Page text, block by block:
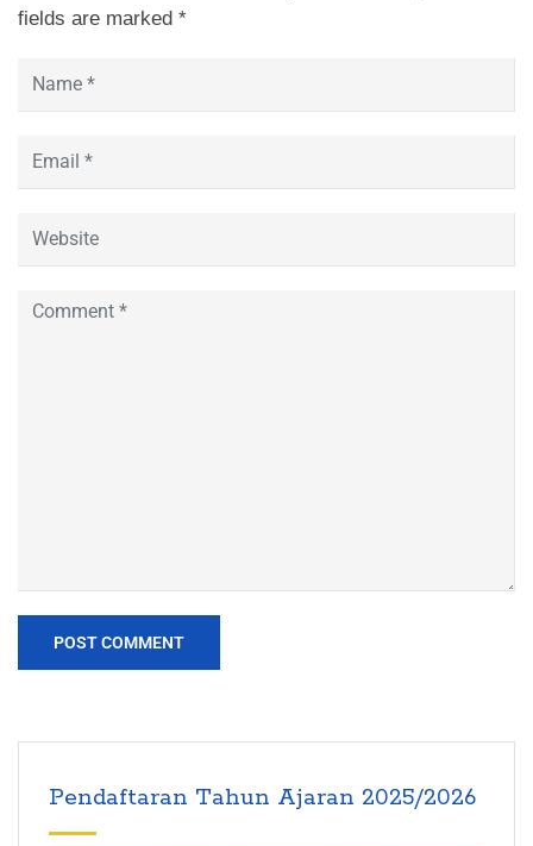
fields are marked *
Pendaftaran Tahun Ajaran 2025/2026